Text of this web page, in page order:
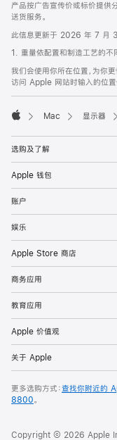
产品按广告宣传价或标价提供
送货服务。
此信息更新于 2026 年 7 月
1. 重量依配置和制造工艺的不
我们会使用你所在位置，为你
访问 Apple 网站时输入的位置
Mac 显示器
选购及了解
Apple 钱包
账户
娱乐
Apple Store 商店
商务应用
教育应用
Apple 价值观
关于 Apple
更多选购方式：查找你附近的
8800。
Copyright © 2026 Apple